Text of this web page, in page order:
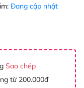
Đang cập nhật
Sao chép
từ 200.000đ